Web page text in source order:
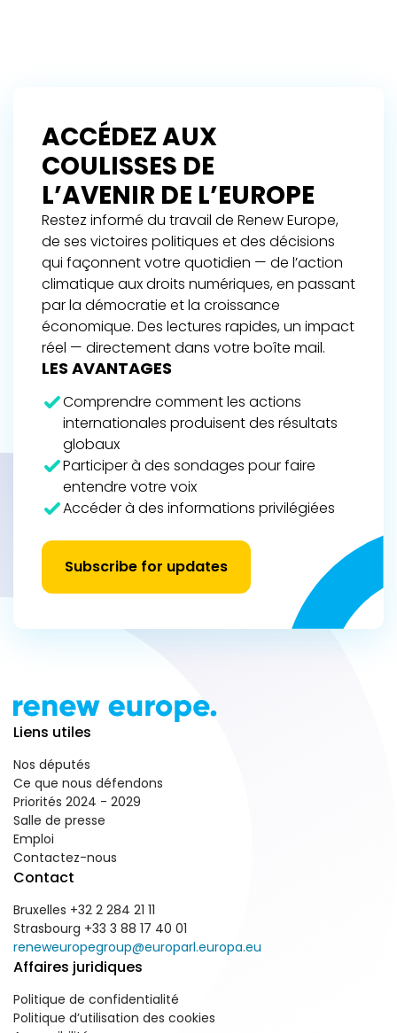
ACCÉDEZ AUX
COULISSES DE
L’AVENIR DE L’EUROPE
Restez informé du travail de Renew Europe,
de ses victoires politiques et des décisions
qui façonnent votre quotidien — de l’action
climatique aux droits numériques, en passant
par la démocratie et la croissance
économique. Des lectures rapides, un impact
réel — directement dans votre boîte mail.
LES AVANTAGES
Comprendre comment les actions
internationales produisent des résultats
globaux
Participer à des sondages pour faire
entendre votre voix
Accéder à des informations privilégiées
Subscribe for updates
Liens utiles
Nos députés
Ce que nous défendons
Priorités 2024 - 2029
Salle de presse
Emploi
Contactez-nous
Contact
Bruxelles +32 2 284 21 11
Strasbourg +33 3 88 17 40 01
reneweuropegroup@europarl.europa.eu
Affaires juridiques
Politique de confidentialité
Politique d’utilisation des cookies